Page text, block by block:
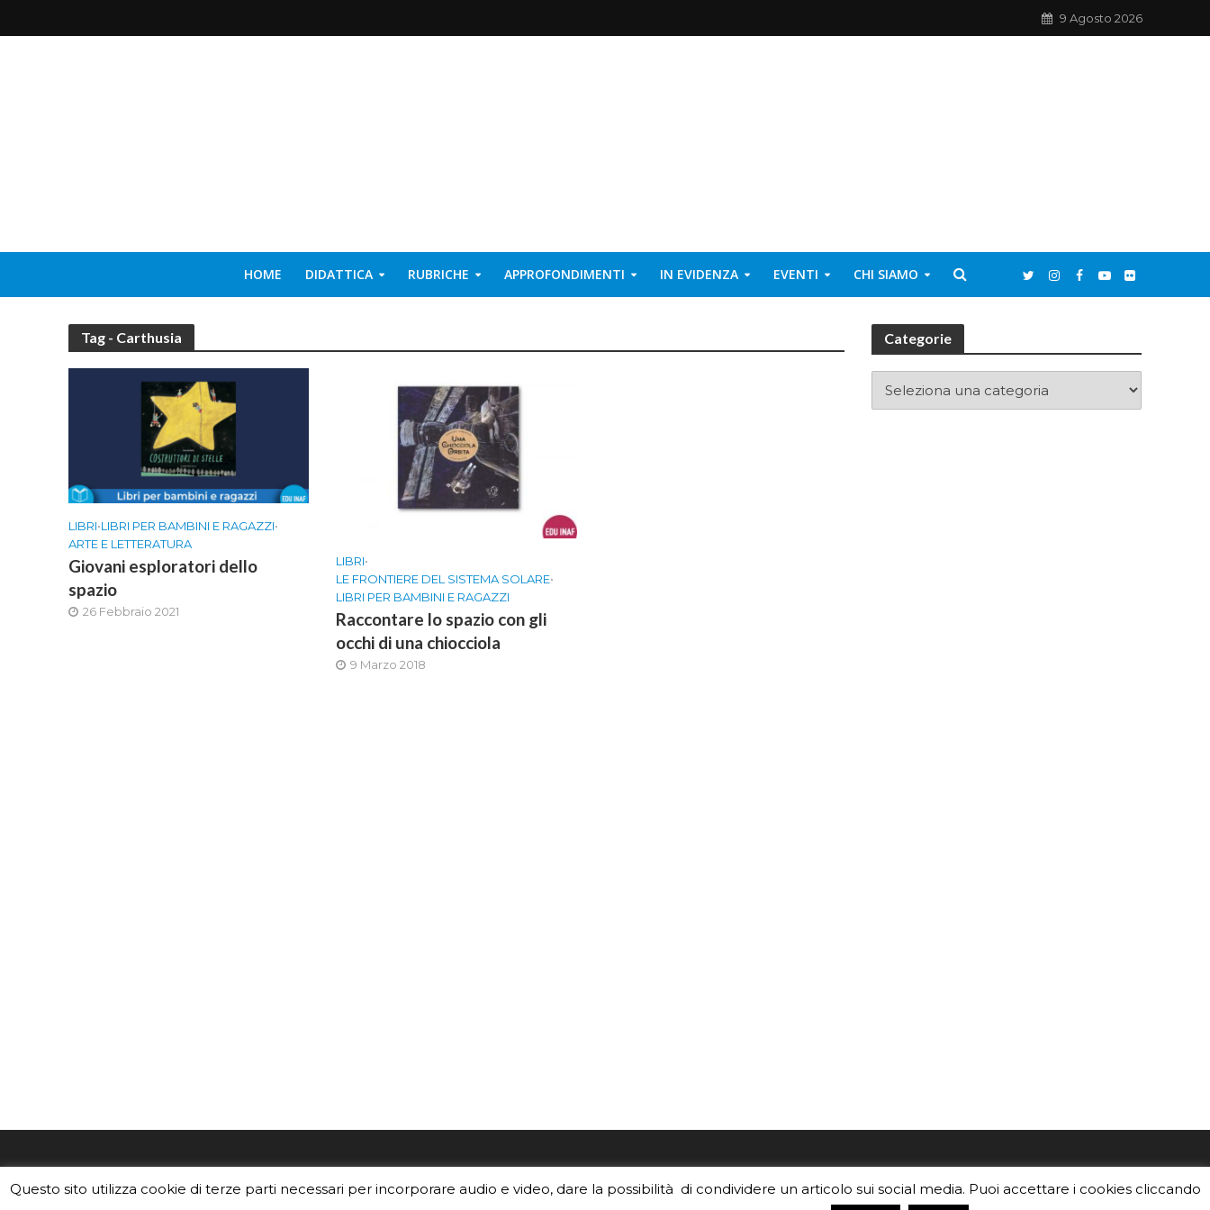
9 Agosto 2026
HOME DIDATTICA RUBRICHE APPROFONDIMENTI IN EVIDENZA EVENTI CHI SIAMO
Tag - Carthusia
LIBRI•LIBRI PER BAMBINI E RAGAZZI•
ARTE E LETTERATURA
Giovani esploratori dello
spazio
26 Febbraio 2021
LIBRI•
LE FRONTIERE DEL SISTEMA SOLARE•
LIBRI PER BAMBINI E RAGAZZI
Raccontare lo spazio con gli
occhi di una chiocciola
9 Marzo 2018
Categorie
divulgazione dell'INAF,Istituto
Leggi i Crediti.
risponde, per inviarci le tue foto o i
brochureda distribuire nella tua
Questo sito utilizza cookie di terze parti necessari per incorporare audio e video, dare la possibilità di condividere un articolo sui social media. Puoi accettare i cookies cliccando